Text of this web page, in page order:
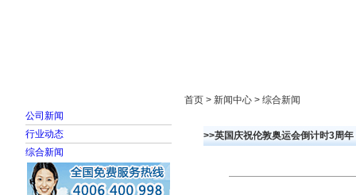
公司新闻
行业动态
综合新闻
首页 > 新闻中心 > 综合新闻
>>英国庆祝伦敦奥运会倒计时3周年